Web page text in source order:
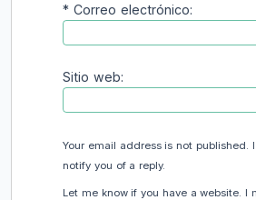
* Correo electrónico:
Sitio web:
Your email address is not published.
notify you of a reply.
Let me know if you have a website. I